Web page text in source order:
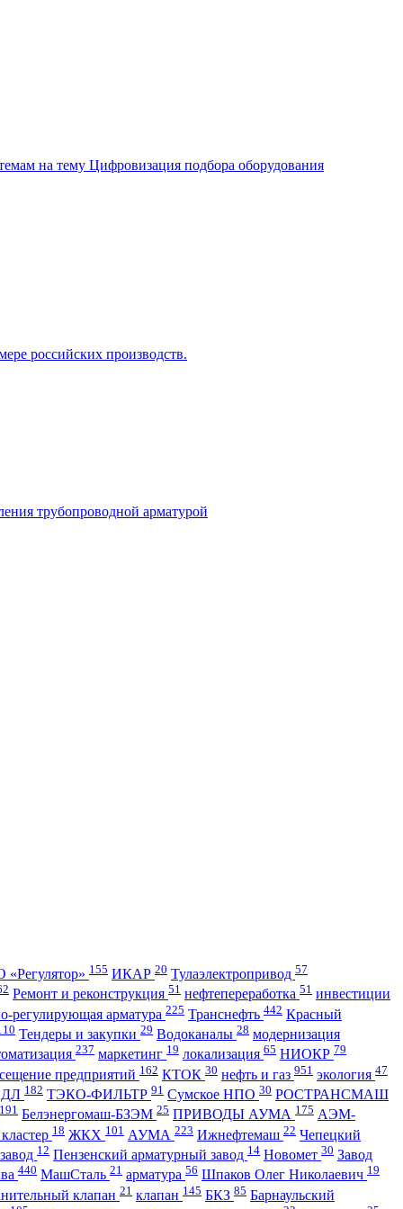
155 ИКАР 20 Тулаэлектропривод 57
Ремонт и реконструкция 51 нефтепереработка 51 инвестиции
регулирующая арматура 225 Транснефть 442 Красный
Тендеры и закупки 29 Водоканалы 28 модернизация
237 маркетинг 19 локализация 65 НИОКР 79
предприятий 162 КТОК 30 нефть и газ 951 экология 47
182 ТЭКО-ФИЛЬТР 91 Сумское НПО 30 РОСТРАНСМАШ
191 Белэнергомаш-БЗЭМ 25 ПРИВОДЫ АУМА 175 АЭМ-
18 ЖКХ 101 АУМА 223 Ижнефтемаш 22 Чепецкий
12 Пензенский арматурный завод 14 Новомет 30 Завод
440 МашСталь 21 арматура 56 Шпаков Олег Николаевич 19
клапан 21 клапан 145 БКЗ 85 Барнаульский